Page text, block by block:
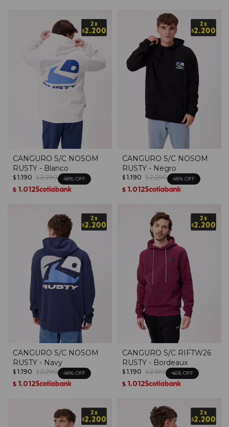
CANGURO S/C NOSOM
RUSTY - Blanco
$ 1.190 $ 2.290 48
$ 1.012
CANGURO S/C NOSOM
RUSTY - Negro
$ 1.190 $ 2.290 48
$ 1.012
CANGURO S/C NOSOM
RUSTY - Navy
$ 1.190 $ 2.290 48
$ 1.012
CANGURO S/C RIFTW26
RUSTY - Bordeaux
$ 1.190 $ 2.190 46
$ 1.012